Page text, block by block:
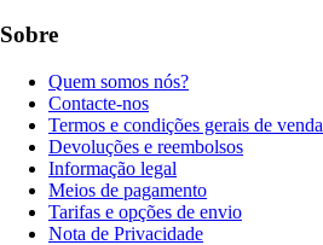
Sobre
Quem somos nós?
Contacte-nos
Termos e condições gerais de venda
Devoluções e reembolsos
Informação legal
Meios de pagamento
Tarifas e opções de envio
Nota de Privacidade